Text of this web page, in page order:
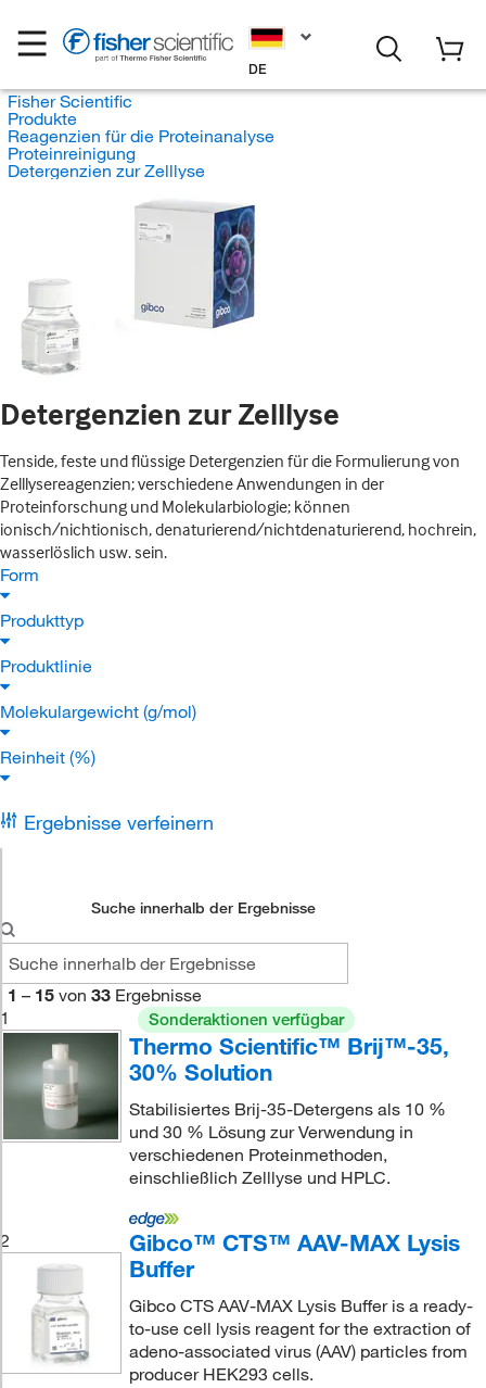
DE
Fisher Scientific
Produkte
Reagenzien für die Proteinanalyse
Proteinreinigung
Detergenzien zur Zelllyse
Detergenzien zur Zelllyse
Tenside, feste und flüssige Detergenzien für die Formulierung von
Zelllysereagenzien; verschiedene Anwendungen in der
Proteinforschung und Molekularbiologie; können
ionisch/nichtionisch, denaturierend/nichtdenaturierend, hochrein,
wasserlöslich usw. sein.
Form
Produkttyp
Produktlinie
Molekulargewicht (g/mol)
Reinheit (%)
Ergebnisse verfeinern
Suche innerhalb der Ergebnisse
1 – 15 von 33 Ergebnisse
1
Sonderaktionen verfügbar
Thermo Scientific™ Brij™-35,
30% Solution
Stabilisiertes Brij-35-Detergens als 10 %
und 30 % Lösung zur Verwendung in
verschiedenen Proteinmethoden,
einschließlich Zelllyse und HPLC.
2
Gibco™ CTS™ AAV-MAX Lysis
Buffer
Gibco CTS AAV-MAX Lysis Buffer is a ready-
to-use cell lysis reagent for the extraction of
adeno-associated virus (AAV) particles from
producer HEK293 cells.